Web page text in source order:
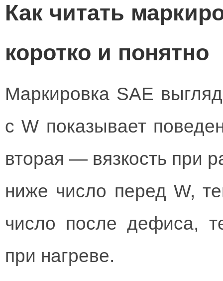
Как читать
коротко и понятно
Маркировка SAE
с W показывает
вторая — вязкость при
ниже число перед W,
число после дефиса,
при нагреве.